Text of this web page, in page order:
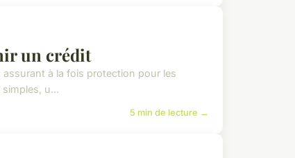
un crédit
à la fois protection pour les
u...
5 min de lecture →